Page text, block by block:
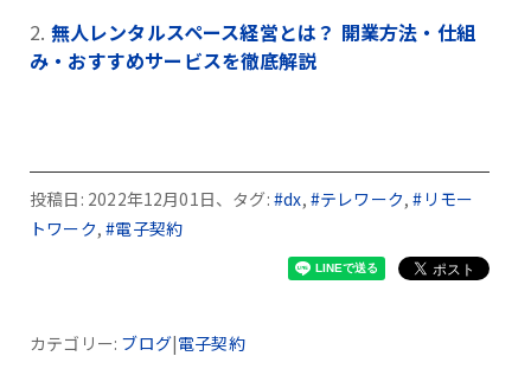
無人レンタルスペース経営とは？ 開業方法・仕組
み・おすすめサービスを徹底解説
投稿日: 2022年12月01日、タグ: #dx, #テレワーク,#リモー
トワーク,#電子契約
カテゴリー: ブログ|電子契約